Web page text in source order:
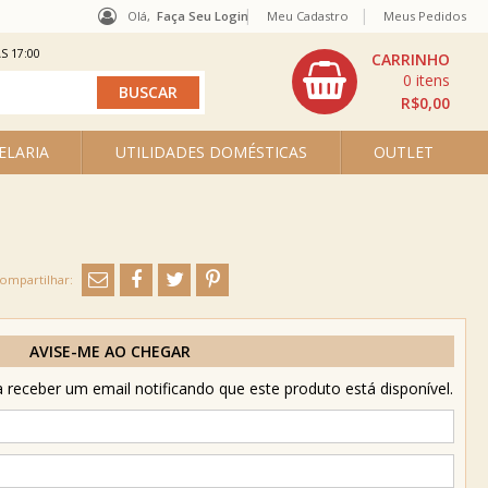
Olá, Faça Seu Login
UTILIDADES DOMÉSTICAS OUTLET
R$0,00
0
Meu Cadastro Meus Pedidos
17:00
AVISE-ME AO CHEGAR
receber um email notificando que este produto está disponível.